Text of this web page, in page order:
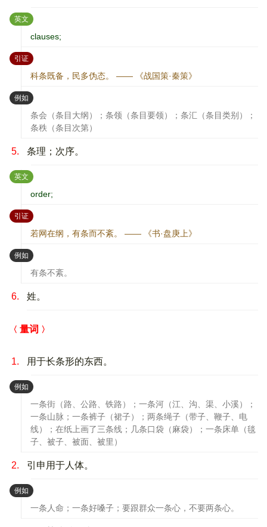
英文 ：
clauses;
引证：
科条既备，民多伪态。 —— 《战国策·秦策》
例如 ：
条会（条目大纲）；条领（条目要领）；条汇（条目类别）；
条秩（条目次第）
5. 条理；次序。
英文 ：
order;
引证：
若网在纲，有条而不紊。 —— 《书·盘庚上》
例如 ：
有条不紊。
6. 姓。
量词
1. 用于长条形的东西。
例如 ：
一条街（路、公路、铁路）；一条河（江、沟、渠、小溪）；
一条山脉；一条裤子（裙子）；两条绳子（带子、鞭子、电
线）；在纸上画了三条线；几条口袋（麻袋）；一条床单（毯
子、被子、被面、被里）
2. 引申用于人体。
例如 ：
一条人命；一条好嗓子；要跟群众一条心，不要两条心。